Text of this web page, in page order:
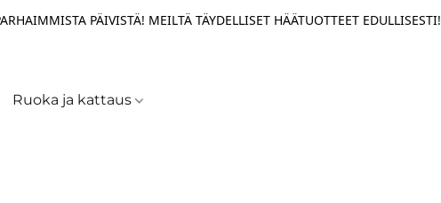
PÄIVISTÄ! MEILTÄ TÄYDELLISET HÄÄTUOTTEET EDULLISESTI!
Ruoka ja kattaus